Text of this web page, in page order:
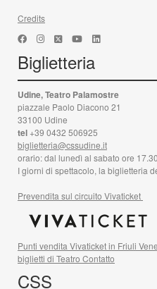
Credits
Biglietteria
Udine, Teatro Palamostre
piazzale Paolo Diacono 21
33100 Udine
tel +39 0432 506925
biglietteria@cssudine.it
orario: dal lunedì al sabato ore
I giorni di spettacolo, la biglietteria
Prevendita sul circuito Vivaticket
Punti vendita Vivaticket in Friuli
biglietti di Teatro Contatto
CSS